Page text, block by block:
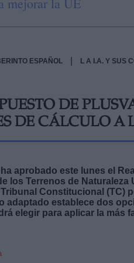
ESPAÑOL L A I.A. Y SUS
DE
DE CÁLCULO A
aprobado este lunes el
los Terrenos de
Constitucional
adaptado establece dos
elegir para aplicar la más